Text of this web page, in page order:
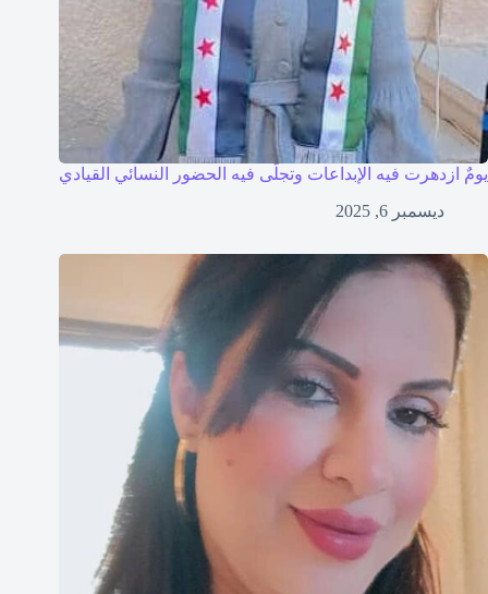
يومٌ ازدهرت فيه الإبداعات وتجلّى فيه الحضور النسائي القيادي
ديسمبر 6, 2025